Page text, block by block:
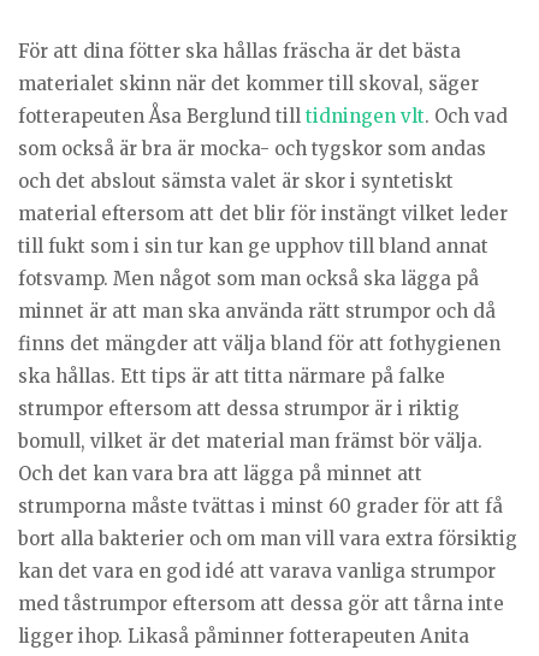
För att dina fötter ska hållas fräscha är det bästa
materialet skinn när det kommer till skoval, säger
fotterapeuten Åsa Berglund till tidningen vlt. Och vad
som också är bra är mocka- och tygskor som andas
och det abslout sämsta valet är skor i syntetiskt
material eftersom att det blir för instängt vilket leder
till fukt som i sin tur kan ge upphov till bland annat
fotsvamp. Men något som man också ska lägga på
minnet är att man ska använda rätt strumpor och då
finns det mängder att välja bland för att fothygienen
ska hållas. Ett tips är att titta närmare på falke
strumpor eftersom att dessa strumpor är i riktig
bomull, vilket är det material man främst bör välja.
Och det kan vara bra att lägga på minnet att
strumporna måste tvättas i minst 60 grader för att få
bort alla bakterier och om man vill vara extra försiktig
kan det vara en god idé att varava vanliga strumpor
med tåstrumpor eftersom att dessa gör att tårna inte
ligger ihop. Likaså påminner fotterapeuten Anita